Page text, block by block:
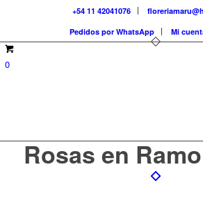
+54 11 42041076
Pedidos por WhatsApp
Mi
0
Rosas en Ramo